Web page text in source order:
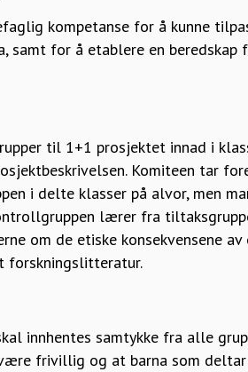
kompetanse for å kunne
samt for å etablere en beredskap
til 1+1 prosjektet innad i
Komiteen tar
i delte klasser på alvor, men
lærer fra
om de etiske konsekvensene av
forskningslitteratur.
innhentes samtykke fra alle
frivillig og at barna som